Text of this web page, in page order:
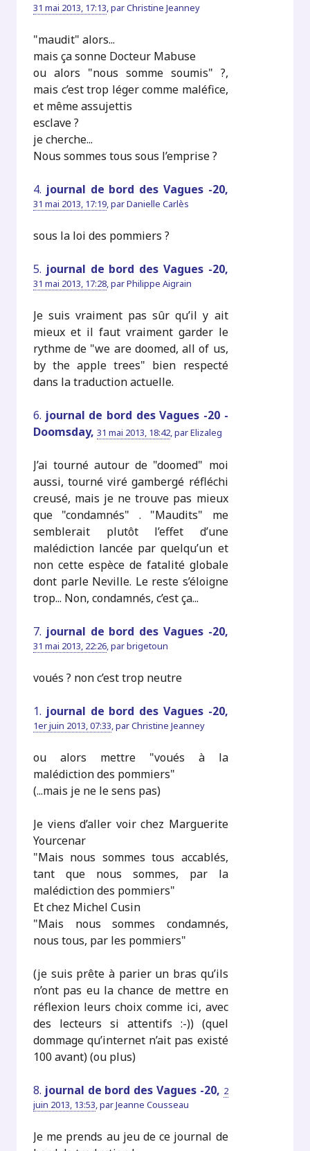
31 mai 2013, 17:13,parChristine Jeanney
"maudit" alors...
mais ça sonne Docteur Mabuse
ou alors "nous somme soumis" ?,
mais c’est trop léger comme maléfice,
et même assujettis
esclave ?
je cherche...
Nous sommes tous sous l’emprise ?
4. journal de bord des Vagues -20,
31 mai 2013, 17:19,parDanielle Carlès
sous la loi des pommiers ?
5. journal de bord des Vagues -20,
31 mai 2013, 17:28,parPhilippe Aigrain
Je suis vraiment pas sûr qu’il y ait
mieux et il faut vraiment garder le
rythme de "we are doomed, all of us,
by the apple trees" bien respecté
dans la traduction actuelle.
6. journal de bord des Vagues -20 -
Doomsday,31 mai 2013, 18:42,parElizaleg
J’ai tourné autour de "doomed" moi
aussi, tourné viré gambergé réfléchi
creusé, mais je ne trouve pas mieux
que "condamnés" . "Maudits" me
semblerait plutôt l’effet d’une
malédiction lancée par quelqu’un et
non cette espèce de fatalité globale
dont parle Neville. Le reste s’éloigne
trop... Non, condamnés, c’est ça...
7. journal de bord des Vagues -20,
31 mai 2013, 22:26,parbrigetoun
voués ? non c’est trop neutre
1. journal de bord des Vagues -20,
1er juin 2013, 07:33,parChristine Jeanney
ou alors mettre "voués à la
malédiction des pommiers"
(...mais je ne le sens pas)
Je viens d’aller voir chez Marguerite
Yourcenar
"Mais nous sommes tous accablés,
tant que nous sommes, par la
malédiction des pommiers"
Et chez Michel Cusin
"Mais nous sommes condamnés,
nous tous, par les pommiers"
(je suis prête à parier un bras qu’ils
n’ont pas eu la chance de mettre en
réflexion leurs choix comme ici, avec
des lecteurs si attentifs :-)) (quel
dommage qu’internet n’ait pas existé
100 avant) (ou plus)
8. journal de bord des Vagues -20, 2
juin 2013, 13:53,parJeanne Cousseau
Je me prends au jeu de ce journal de